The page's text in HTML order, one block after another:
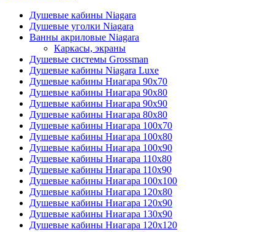
Душевые кабины Niagara
Душевые уголки Niagara
Ванны акриловые Niagara
Каркасы, экраны
Душевые системы Grossman
Душевые кабины Niagara Luxe
Душевые кабины Ниагара 90x70
Душевые кабины Ниагара 90x80
Душевые кабины Ниагара 90x90
Душевые кабины Ниагара 80x80
Душевые кабины Ниагара 100x70
Душевые кабины Ниагара 100x80
Душевые кабины Ниагара 100x90
Душевые кабины Ниагара 110x80
Душевые кабины Ниагара 110x90
Душевые кабины Ниагара 100x100
Душевые кабины Ниагара 120x80
Душевые кабины Ниагара 120x90
Душевые кабины Ниагара 130x90
Душевые кабины Ниагара 120x120